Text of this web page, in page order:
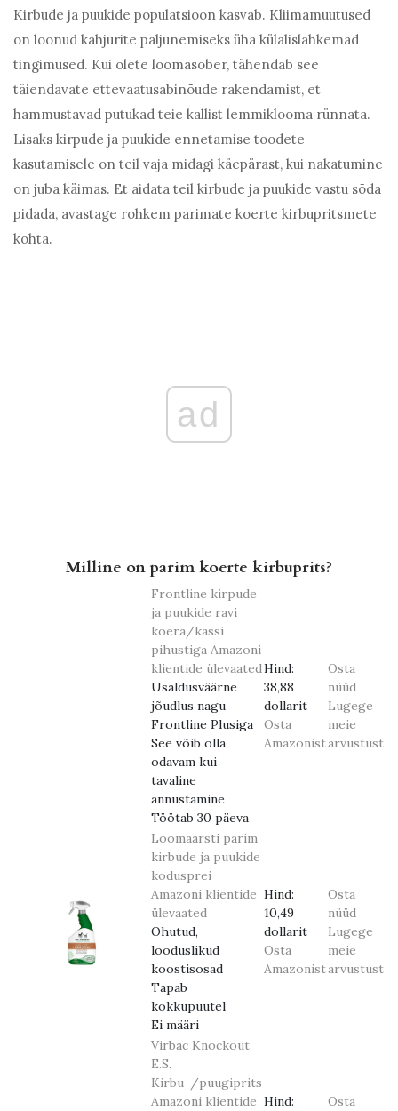
Kirbude ja puukide populatsioon kasvab. Kliimamuutused
on loonud kahjurite paljunemiseks üha külalislahkemad
tingimused. Kui olete loomasõber, tähendab see
täiendavate ettevaatusabinõude rakendamist, et
hammustavad putukad teie kallist lemmiklooma rünnata.
Lisaks kirpude ja puukide ennetamise toodete
kasutamisele on teil vaja midagi käepärast, kui nakatumine
on juba käimas. Et aidata teil kirbude ja puukide vastu sõda
pidada, avastage rohkem parimate koerte kirbupritsmete
kohta.
ad
Milline on parim koerte kirbuprits?
Frontline kirpude
ja puukide ravi
koera/kassi
pihustiga Amazoni
klientide ülevaated
Usaldusväärne
jõudlus nagu
Frontline Plusiga
See võib olla
odavam kui
tavaline
annustamine
Töötab 30 päeva
Hind:
38,88
dollarit
Osta
Amazonist
Osta
nüüd
Lugege
meie
arvustust
Loomaarsti parim
kirbude ja puukide
kodusprei
Amazoni klientide
ülevaated
Ohutud,
looduslikud
koostisosad
Tapab
kokkupuutel
Ei määri
Hind:
10,49
dollarit
Osta
Amazonist
Osta
nüüd
Lugege
meie
arvustust
Virbac Knockout
E.S.
Kirbu-/puugiprits
Amazoni klientide Hind:
Osta